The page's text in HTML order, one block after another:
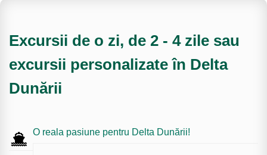
Excursii de o zi, de 2 - 4 zile sau
excursii personalizate în Delta
Dunării
O reala pasiune pentru Delta Dunării!